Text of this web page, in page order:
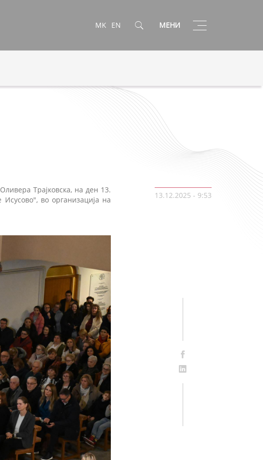
MK EN МЕНИ Toggle
navigation
Трајковска, на ден 13.
во организација на
13.12.2025 - 9:53